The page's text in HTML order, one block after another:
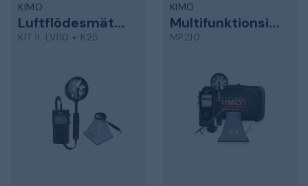
KIMO
Luftflödesmätare
KIT II. LV110 + K25
KIMO
Multifunktionsinstrument
MP210